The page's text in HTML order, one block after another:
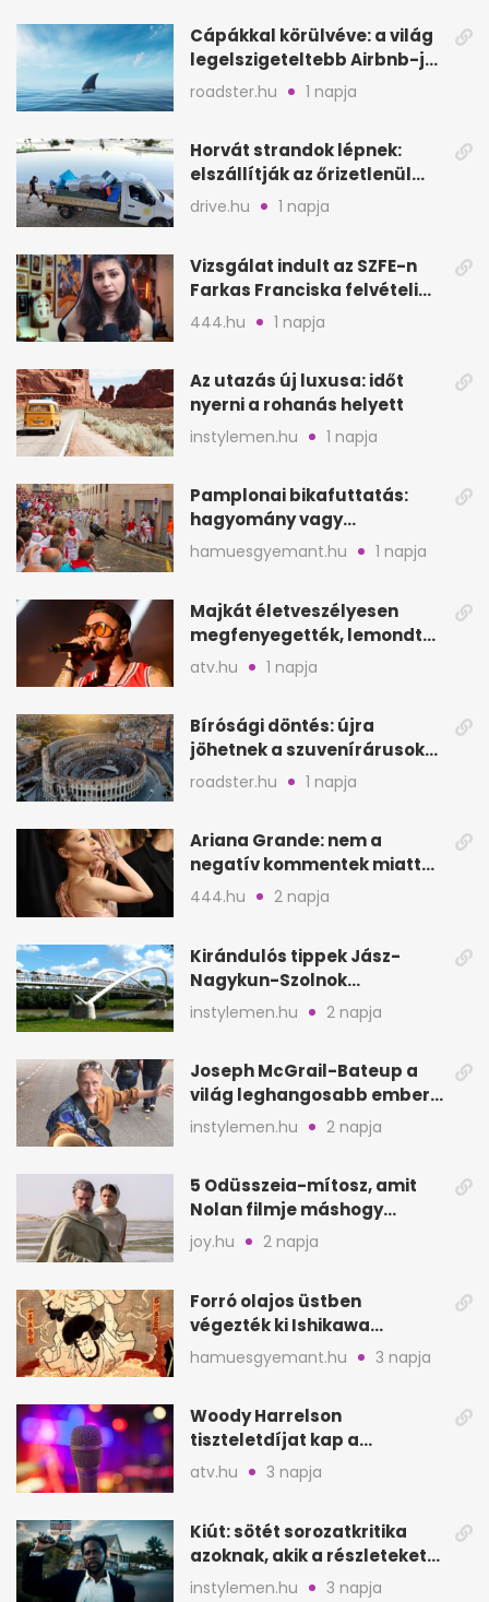
Cápákkal körülvéve: a világ
legelszigeteltebb Airbnb-je
a nyílt tengeren
roadster.hu 1 napja
Horvát strandok lépnek:
elszállítják az őrizetlenül
hagyott törölközőket
drive.hu 1 napja
Vizsgálat indult az SZFE-n
Farkas Franciska felvételi
videója után
444.hu 1 napja
Az utazás új luxusa: időt
nyerni a rohanás helyett
instylemen.hu 1 napja
Pamplonai bikafuttatás:
hagyomány vagy
értelmetlen vérontás?
hamuesgyemant.hu 1 napja
Majkát életveszélyesen
megfenyegették, lemondta
a sepsiszentgyörgyi
atv.hu 1 napja
Bírósági döntés: újra
jöhetnek a szuvenírárusok
Európa ikonikus helyére
roadster.hu 1 napja
Ariana Grande: nem a
negatív kommentek miatt
vonul vissza
444.hu 2 napja
Kirándulós tippek Jász-
Nagykun-Szolnok
megyében: 6 kihagyhatatlan
hely
instylemen.hu 2 napja
Joseph McGrail-Bateup a
világ leghangosabb embere
lett Ausztráliából
instylemen.hu 2 napja
5 Odüsszeia-mítosz, amit
Nolan filmje máshogy
mutat, mint Homérosz
joy.hu 2 napja
Forró olajos üstben
végezték ki Ishikawa
Goemont, Japán Robin
Hoodját
hamuesgyemant.hu 3 napja
Woody Harrelson
tiszteletdíjat kap a
Szarajevói Filmfesztiválon
atv.hu 3 napja
Kiút: sötét sorozatkritika
azoknak, akik a részleteket
keresik
instylemen.hu 3 napja